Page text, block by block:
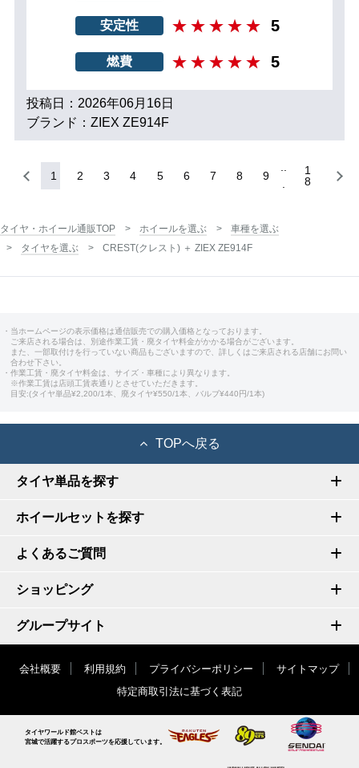
安定性 5
燃費 5
投稿日：2026年06月16日
ブランド：ZIEX ZE914F
1 2 3 4 5 6 7 8 9
1
8
タイヤ・ホイール通販TOP ホイールを選ぶ
車種を選ぶ
タイヤを選ぶ
CREST(クレスト) ＋ ZIEX ZE914F
・当ホームページの表示価格は通信販売での購入価格となっております。
ご来店される場合は、別途作業工賃・廃タイヤ料金がかかる場合がございます。
また、一部取付けを行っていない商品もございますので、詳しくはご来店される店舗にお問い
合わせ下さい。
・作業工賃・廃タイヤ料金は、サイズ・車種により異なります。
※作業工賃は店頭工賃表通りとさせていただきます。
目安:(タイヤ単品¥2,200/1本、廃タイヤ¥550/1本、バルブ¥440円/1本)
TOPへ戻る
タイヤ単品を探す
ホイールセットを探す
よくあるご質問
ショッピング
グループサイト
会社概要 利用規約 プライバシーポリシー
サイトマップ
特定商取引法に基づく表記
タイヤワールド館ベストは
宮城で活躍するプロスポーツを応援しています。